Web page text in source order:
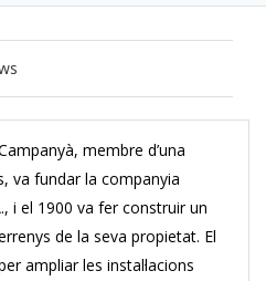
membre d’una
va fundar la companyia
i el 1900 va fer construir un
de la seva propietat. El
ampliar les instal·lacions